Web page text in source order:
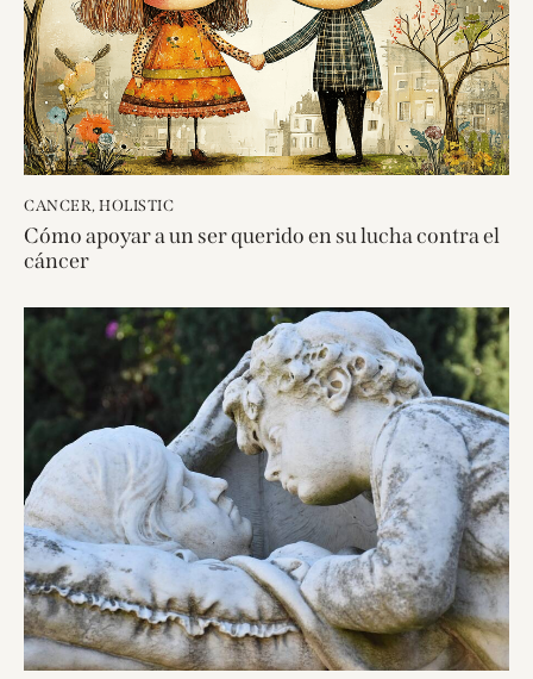
CANCER, HOLISTIC
Cómo apoyar a un ser querido en su lucha contra el
cáncer